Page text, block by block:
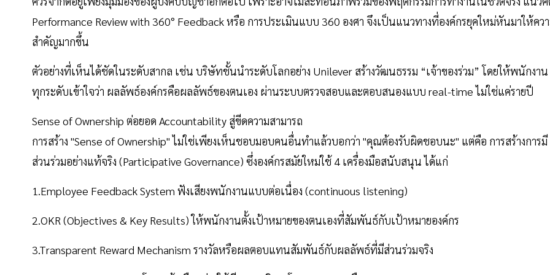
Performance Review with 360° Feedback หรือ การประเมินแบบ 360 องศา จึงเป็นแนวทางที่องค์กรยุคใหม่หันมาให้คว
สำคัญมากขึ้น
ตัวอย่างที่เห็นได้ชัดในระดับสากล เช่น บริษัทชั้นนำระดับโลกอย่าง Unilever สร้างวัฒนธรรม “เจ้าของร่วม” โดยให้พนักงาน
ทุกระดับเข้าใจว่า ผลลัพธ์องค์กรคือผลลัพธ์ของตนเอง ผ่านระบบตรวจสอบและตอบสนองแบบ real-time ไม่ใช่แค่รายปี
Sense of Ownership ต่อยอด Accountability สู่ขีดความสามารถ
การสร้าง "Sense of Ownership" ไม่ใช่เพียงเห็นชอบมอบคนอื่นทำแล้วบอกว่า "คุณต้องรับผิดชอบนะ" แต่คือ การสร้างการมี
ส่วนร่วมอย่างแท้จริง (Participative Governance) ซึ่งองค์กรสมัยใหม่ใช้ 4 เครื่องมือสนับสนุน ได้แก่
1.Employee Feedback System ฟังเสียงพนักงานแบบต่อเนื่อง (continuous listening)
2.OKR (Objectives & Key Results) ให้พนักงานตั้งเป้าหมายของตนเองที่สัมพันธ์กับเป้าหมายองค์กร
3.Transparent Reward Mechanism รางวัลหรือผลตอบแทนสัมพันธ์กับผลลัพธ์ที่มีส่วนร่วมจริง